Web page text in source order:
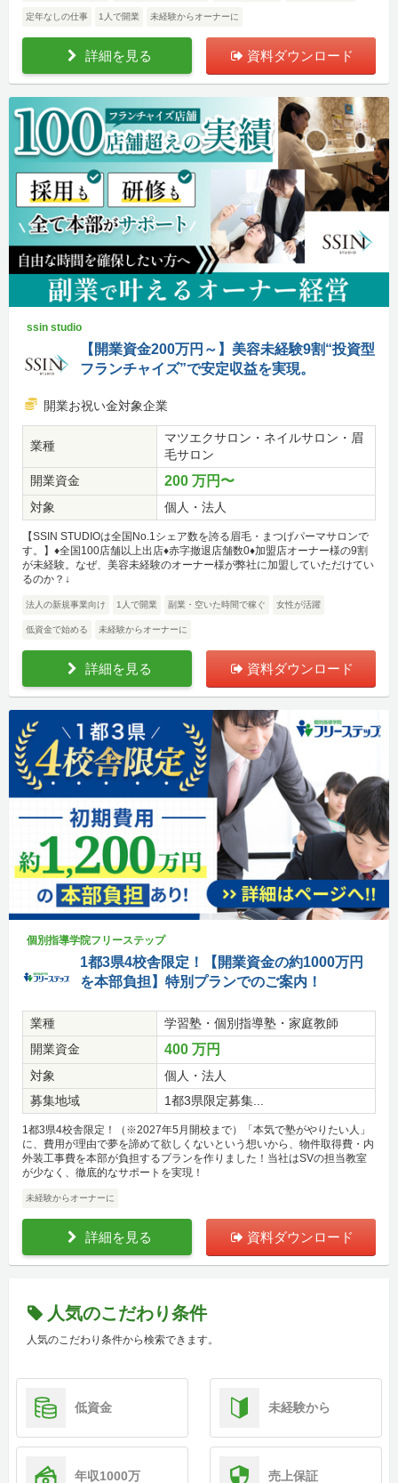
定年なしの仕事 1人で開業 未経験からオーナーに
詳細を見る 資料ダウンロード
ssin studio
【開業資金200万円～】美容未経験9割“投資型
フランチャイズ”で安定収益を実現。
開業お祝い金対象企業
業種
マツエクサロン・ネイルサロン・眉
毛サロン
開業資金
200 万円〜
対象 個人・法人
【SSIN STUDIOは全国No.1シェア数を誇る眉毛・まつげパーマサロンで
す。】♦全国100店舗以上出店♦赤字撤退店舗数0♦加盟店オーナー様の9割
が未経験。なぜ、美容未経験のオーナー様が弊社に加盟していただけてい
るのか？↓
法人の新規事業向け 1人で開業 副業・空いた時間で稼ぐ 女性が活躍
低資金で始める 未経験からオーナーに
詳細を見る 資料ダウンロード
個別指導学院フリーステップ
1都3県4校舎限定！【開業資金の約1000万円
を本部負担】特別プランでのご案内！
業種
学習塾・個別指導塾・家庭教師
開業資金
400 万円
対象
個人・法人
募集地域
1都3県限定募集...
1都3県4校舎限定！（※2027年5月開校まで）「本気で塾がやりたい人」
に、費用が理由で夢を諦めて欲しくないという想いから、物件取得費・内
外装工事費を本部が負担するプランを作りました！当社はSVの担当教室
が少なく、徹底的なサポートを実現！
未経験からオーナーに
詳細を見る 資料ダウンロード
人気のこだわり条件
人気のこだわり条件から検索できます。
低資金 未経験から
年収1000万 売上保証